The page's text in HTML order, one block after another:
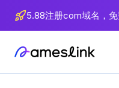
内
5.88注册com域名，